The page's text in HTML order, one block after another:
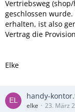
Vertriebsweg
geschlossen
erhalten, ist also
Vertrag die
Elke
handy-
elke 23. März